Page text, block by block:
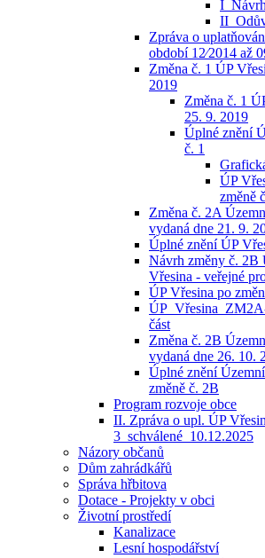
I_Návrh
Zpráva o
období 12⁄2014 až
Změna č. 1 ÚP
2019
Změna č. 1
25. 9. 2019
Úplné znění
č. 1
ÚP
změně
Změna č. 2A
vydaná dne 21. 9.
Úplné znění ÚP
Návrh změny č. 2B
Vřesina - veřejné
ÚP Vřesina po
část
Změna č. 2B
vydaná dne 26. 10.
Úplné znění
změně č. 2B
Program rozvoje obce
II. Zpráva o upl. ÚP
3_schválené_10.12.2025
Názory občanů
Dům zahrádkářů
Správa hřbitova
Dotace - Projekty v obci
Životní prostředí
Kanalizace
Lesní hospodářství